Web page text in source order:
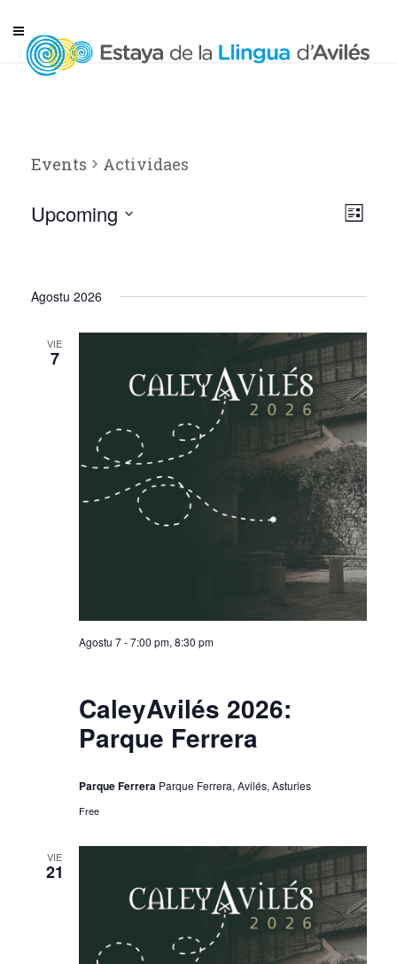
Events Actividaes
i
e
w
s
N
a
v
i
g
v
n
t
V
i
e
w
s
N
a
v
List
Upcoming
Agostu 2026
VIE
7
Agostu 7 - 7:00 pm, 8:30 pm
CaleyAvilés 2026:
Parque Ferrera
Parque Ferrera Parque Ferrera, Avilés, Asturies
Free
VIE
21